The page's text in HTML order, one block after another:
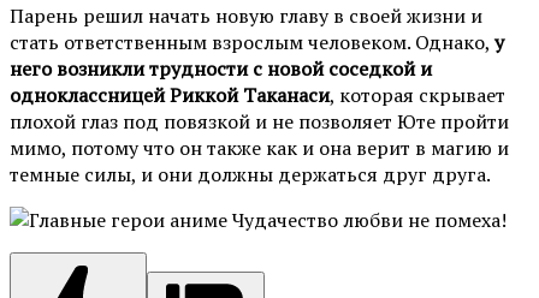
Парень решил начать новую главу в своей жизни и
стать ответственным взрослым человеком. Однако,у
него возникли трудности с новой соседкой и
одноклассницей Риккой Таканаси, которая скрывает
плохой глаз под повязкой и не позволяет Юте пройти
мимо, потому что он также как и она верит в магию и
темные силы, и они должны держаться друг друга.